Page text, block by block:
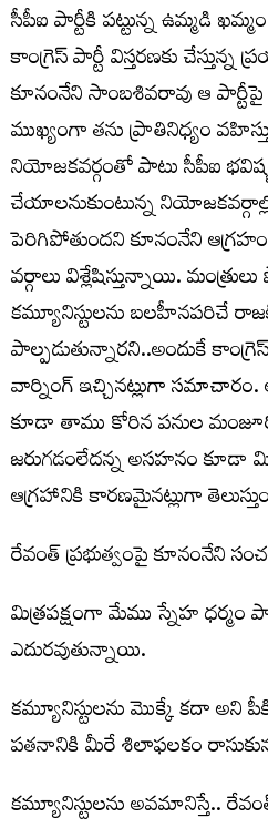
సీపీఐ పార్టీకి పట్టున్న ఉమ్మడి
కాంగ్రెస్ పార్టీ విస్తరణకు
కూనంనేని సాంబశివరావు ఆ పార్టీపై
ముఖ్యంగా తను ప్రాతినిధ్యం
నియోజకవర్గంతో పాటు సీపీఐ
చేయాలనుకుంటున్న
పెరిగిపోతుందని కూనంనేని
వర్గాలు విశ్లేషిస్తున్నాయి.
కమ్యూనిస్టులను బలహీనపరిచే
పాల్పడుతున్నారని..అందుకే
వార్నింగ్ ఇచ్చినట్లుగా సమాచారం.
కూడా తాము కోరిన పనుల
జరుగడంలేదన్న అసహనం కూడా
ఆగ్రహానికి కారణమైనట్లుగా
రేవంత్ ప్ర‌భుత్వంపై కూనంనేని
మిత్రపక్షంగా మేము స్నేహ ధర్మం
ఎదురవుతున్నాయి.
కమ్యూనిస్టుల‌ను మొక్కే కదా అని
పతనానికి మీరే శిలాఫలకం
క‌మ్యూనిస్టుల‌ను అవ‌మానిస్తే..